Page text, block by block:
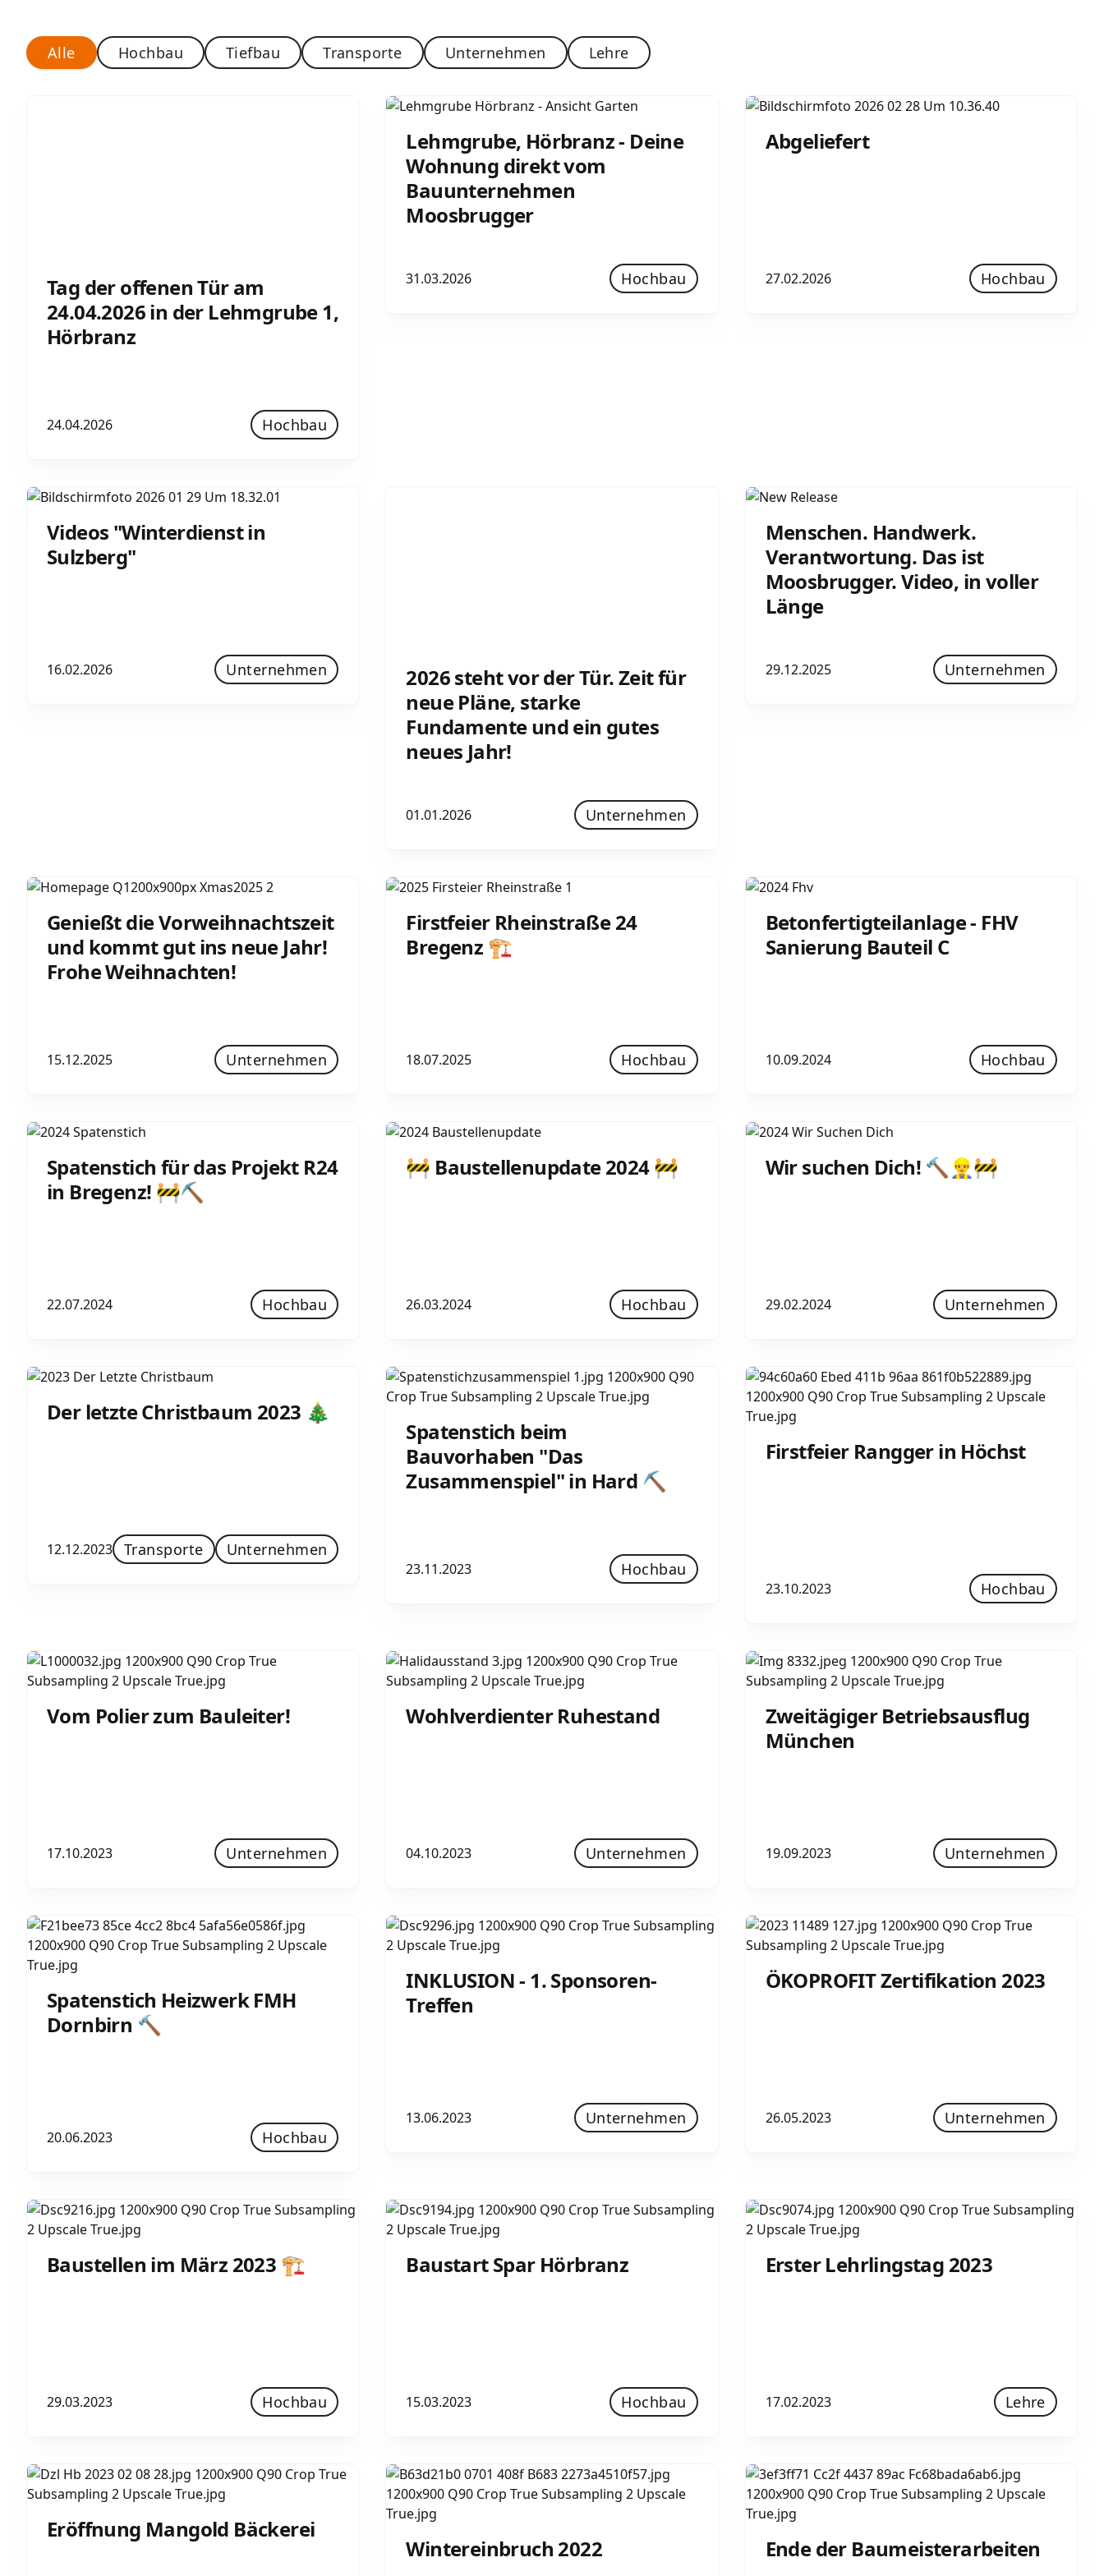
Alle Hochbau Tiefbau Transporte Unternehmen Lehre
Tag der offenen Tür am
24.04.2026 in der Lehmgrube 1,
Hörbranz
24.04.2026 Hochbau
Lehmgrube, Hörbranz - Deine
Wohnung direkt vom
Bauunternehmen
Moosbrugger
31.03.2026 Hochbau
Abgeliefert
27.02.2026 Hochbau
Videos "Winterdienst in
Sulzberg"
16.02.2026 Unternehmen
2026 steht vor der Tür. Zeit für
neue Pläne, starke
Fundamente und ein gutes
neues Jahr!
01.01.2026 Unternehmen
Menschen. Handwerk.
Verantwortung. Das ist
Moosbrugger. Video, in voller
Länge
29.12.2025 Unternehmen
Genießt die Vorweihnachtszeit
und kommt gut ins neue Jahr!
Frohe Weihnachten!
15.12.2025 Unternehmen
Firstfeier Rheinstraße 24
Bregenz 🏗️
18.07.2025 Hochbau
Betonfertigteilanlage - FHV
Sanierung Bauteil C
10.09.2024 Hochbau
Spatenstich für das Projekt R24
in Bregenz! 🚧⛏
22.07.2024 Hochbau
🚧 Baustellenupdate 2024 🚧
26.03.2024 Hochbau
Wir suchen Dich! 🔨👷‍♂️🚧
29.02.2024 Unternehmen
Der letzte Christbaum 2023 🎄
12.12.2023 Transporte Unternehmen
Spatenstich beim
Bauvorhaben "Das
Zusammenspiel" in Hard ⛏
23.11.2023 Hochbau
Firstfeier Rangger in Höchst
23.10.2023 Hochbau
Vom Polier zum Bauleiter!
17.10.2023 Unternehmen
Wohlverdienter Ruhestand
04.10.2023 Unternehmen
Zweitägiger Betriebsausflug
München
19.09.2023 Unternehmen
Spatenstich Heizwerk FMH
Dornbirn 🔨
20.06.2023 Hochbau
INKLUSION - 1. Sponsoren-
Treffen
13.06.2023 Unternehmen
ÖKOPROFIT Zertifikation 2023
26.05.2023 Unternehmen
Baustellen im März 2023 🏗
29.03.2023 Hochbau
Baustart Spar Hörbranz
15.03.2023 Hochbau
Erster Lehrlingstag 2023
17.02.2023 Lehre
Eröffnung Mangold Bäckerei
Wintereinbruch 2022 Ende der Baumeisterarbeiten